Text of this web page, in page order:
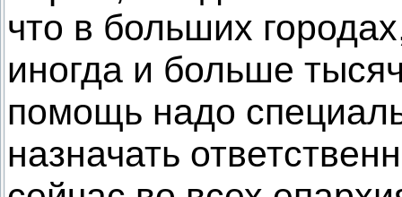
что в больших
иногда и больше
помощь надо
назначать